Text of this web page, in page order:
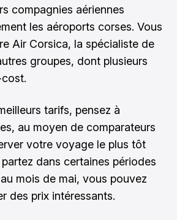
compagnies aériennes
les aéroports corses. Vous
Air Corsica, la spécialiste de
groupes, dont plusieurs
tarifs, pensez à
au moyen de comparateurs
votre voyage le plus tôt
dans certaines périodes
mois de mai, vous pouvez
des prix intéressants.